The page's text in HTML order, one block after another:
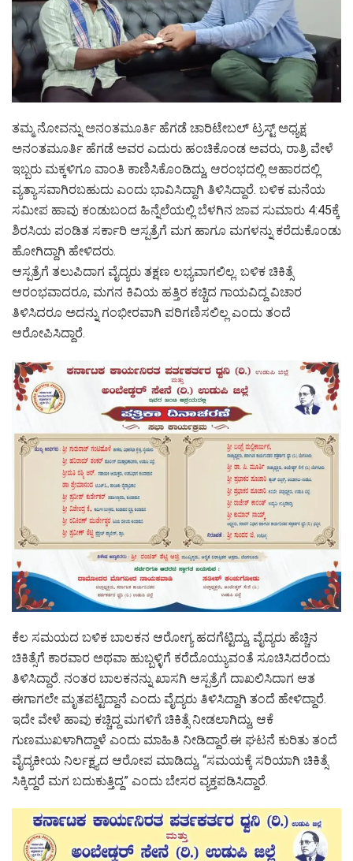
ತಮ್ಮ ನೋವನ್ನು ಅನಂತಮೂರ್ತಿ ಹೆಗಡೆ ಚಾರಿಟೇಬಲ್ ಟ್ರಸ್ಟ್ ಅಧ್ಯಕ್ಷ
ಅನಂತಮೂರ್ತಿ ಹೆಗಡೆ ಅವರ ಎದುರು ಹಂಚಿಕೊಂಡ ಅವರು, ರಾತ್ರಿ ವೇಳೆ
ಇಬ್ಬರು ಮಕ್ಕಳಿಗೂ ವಾಂತಿ ಕಾಣಿಸಿಕೊಂಡಿದ್ದು, ಆರಂಭದಲ್ಲಿ ಆಹಾರದಲ್ಲಿ
ವ್ಯತ್ಯಾಸವಾಗಿರಬಹುದು ಎಂದು ಭಾವಿಸಿದ್ದಾಗಿ ತಿಳಿಸಿದ್ದಾರೆ. ಬಳಿಕ ಮನೆಯ
ಸಮೀಪ ಹಾವು ಕಂಡುಬಂದ ಹಿನ್ನೆಲೆಯಲ್ಲಿ ಬೆಳಗಿನ ಜಾವ ಸುಮಾರು 4:45ಕ್ಕೆ
ಶಿರಸಿಯ ಪಂಡಿತ ಸರ್ಕಾರಿ ಆಸ್ಪತ್ರೆಗೆ ಮಗ ಹಾಗೂ ಮಗಳನ್ನು ಕರೆದುಕೊಂಡು
ಹೋಗಿದ್ದಾಗಿ ಹೇಳಿದರು.
ಆಸ್ಪತ್ರೆಗೆ ತಲುಪಿದಾಗ ವೈದ್ಯರು ತಕ್ಷಣ ಲಭ್ಯವಾಗಲಿಲ್ಲ. ಬಳಿಕ ಚಿಕಿತ್ಸೆ
ಆರಂಭವಾದರೂ, ಮಗನ ಕಿವಿಯ ಹತ್ತಿರ ಕಚ್ಚಿದ ಗಾಯವಿದ್ದ ವಿಚಾರ
ತಿಳಿಸಿದರೂ ಅದನ್ನು ಗಂಭೀರವಾಗಿ ಪರಿಗಣಿಸಲಿಲ್ಲ ಎಂದು ತಂದೆ
ಆರೋಪಿಸಿದ್ದಾರೆ.
ಕೆಲ ಸಮಯದ ಬಳಿಕ ಬಾಲಕನ ಆರೋಗ್ಯ ಹದಗೆಟ್ಟಿದ್ದು, ವೈದ್ಯರು ಹೆಚ್ಚಿನ
ಚಿಕಿತ್ಸೆಗೆ ಕಾರವಾರ ಅಥವಾ ಹುಬ್ಬಳ್ಳಿಗೆ ಕರೆದೊಯ್ಯುವಂತೆ ಸೂಚಿಸಿದರೆಂದು
ತಿಳಿಸಿದ್ದಾರೆ. ನಂತರ ಬಾಲಕನನ್ನು ಖಾಸಗಿ ಆಸ್ಪತ್ರೆಗೆ ದಾಖಲಿಸಿದಾಗ ಆತ
ಈಗಾಗಲೇ ಮೃತಪಟ್ಟಿದ್ದಾನೆ ಎಂದು ವೈದ್ಯರು ತಿಳಿಸಿದ್ದಾಗಿ ತಂದೆ ಹೇಳಿದ್ದಾರೆ.
ಇದೇ ವೇಳೆ ಹಾವು ಕಚ್ಚಿದ್ದ ಮಗಳಿಗೆ ಚಿಕಿತ್ಸೆ ನೀಡಲಾಗಿದ್ದು, ಆಕೆ
ಗುಣಮುಖಳಾಗಿದ್ದಾಳೆ ಎಂದು ಮಾಹಿತಿ ನೀಡಿದ್ದಾರೆ.ಈ ಘಟನೆ ಕುರಿತು ತಂದೆ
ವೈದ್ಯಕೀಯ ನಿರ್ಲಕ್ಷ್ಯದ ಆರೋಪ ಮಾಡಿದ್ದು, “ಸಮಯಕ್ಕೆ ಸರಿಯಾಗಿ ಚಿಕಿತ್ಸೆ
ಸಿಕ್ಕಿದ್ದರೆ ಮಗ ಬದುಕುತ್ತಿದ್ದ” ಎಂದು ಬೇಸರ ವ್ಯಕ್ತಪಡಿಸಿದ್ದಾರೆ.